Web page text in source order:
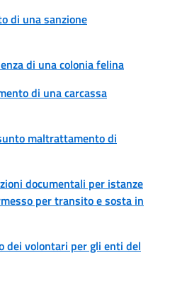
di una sanzione
di una colonia felina
di una carcassa
maltrattamento di
documentali per istanze
per transito e sosta in
dei volontari per gli enti del